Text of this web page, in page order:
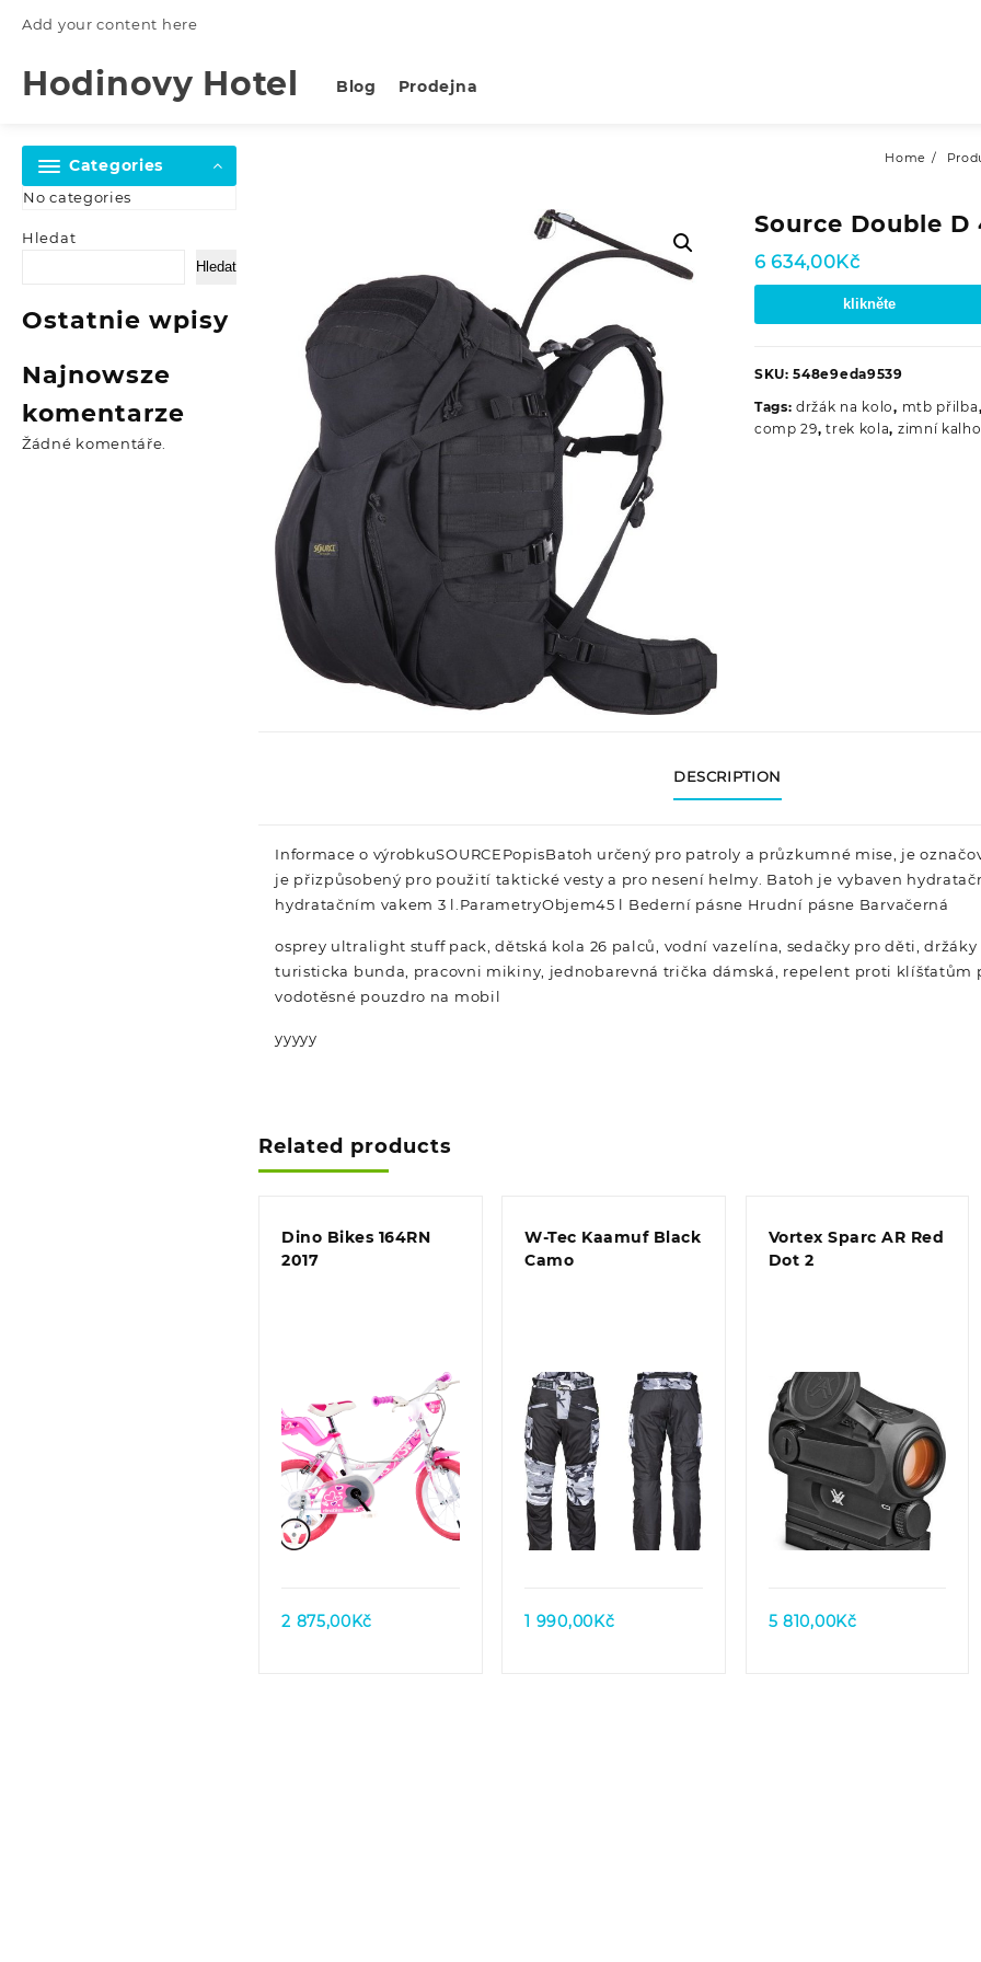
Add your content here
Hodinovy Hotel Blog Prodejna
Categories
No categories
Hledat
Hledat
Ostatnie wpisy
Najnowsze
komentarze
Žádné komentáře.
Home
Source Double D
6 634,00Kč
klikněte
SKU:548e9eda9539
Tags:držák na kolo, mtb přilba,
comp 29,trek kola, zimní
DESCRIPTION
Informace o výrobkuSOURCEPopisBatoh určený pro patroly a průzkumné mise, je
je přizpůsobený pro použití taktické vesty a pro nesení helmy. Batoh je vybaven
hydratačním vakem 3 l.ParametryObjem45 l Bederní pásne Hrudní pásne Barvačerná
osprey ultralight stuff pack, dětská kola 26 palců, vodní vazelína, sedačky pro děti,
turisticka bunda, pracovni mikiny, jednobarevná trička dámská, repelent proti klíšťatům
vodotěsné pouzdro na mobil
yyyyy
Related products
Dino Bikes 164RN
2017
Quick view
2 875,00Kč
W-Tec Kaamuf Black
Camo
Quick view
1 990,00Kč
Vortex Sparc AR Red
Dot 2
Quick view
5 810,00Kč